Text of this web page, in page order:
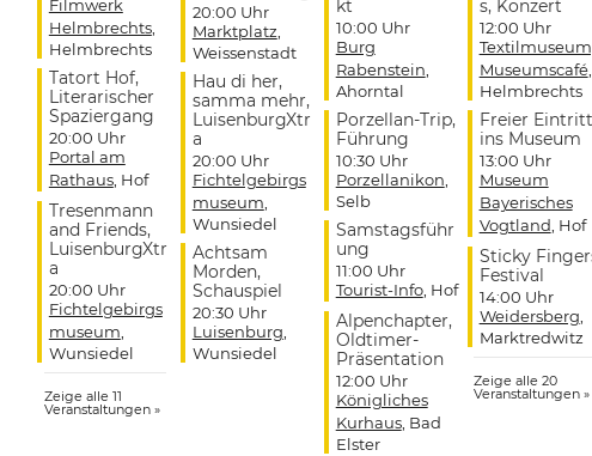
Filmwerk
Helmbrechts,
Helmbrechts
Tatort Hof,
Literarischer
Spaziergang
20:00 Uhr
Portal am
Rathaus, Hof
Tresenmann
and Friends,
LuisenburgXtr
a
20:00 Uhr
Fichtelgebirgs
museum,
Wunsiedel
Zeige alle 11
Veranstaltungen »
20:00 Uhr
Marktplatz,
Weissenstadt
Hau di her,
samma mehr,
LuisenburgXtr
a
20:00 Uhr
Fichtelgebirgs
museum,
Wunsiedel
Achtsam
Morden,
Schauspiel
20:30 Uhr
Luisenburg,
Wunsiedel
kt
10:00 Uhr
Burg
Rabenstein,
Ahorntal
Porzellan-Trip,
Führung
10:30 Uhr
Porzellanikon,
Selb
Samstagsführ
ung
11:00 Uhr
Tourist-Info, Hof
Alpenchapter,
Oldtimer-
Präsentation
12:00 Uhr
Königliches
Kurhaus, Bad
Elster
s, Konzert
12:00 Uhr
Museumscafé,
Helmbrechts
Freier Eintritt
ins Museum
13:00 Uhr
Museum
Bayerisches
Vogtland, Hof
Sticky
Festival
14:00 Uhr
Weidersberg,
Marktredwitz
Zeige alle 20
Veranstaltungen »